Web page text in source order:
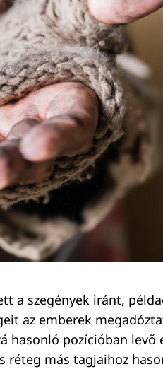
a szegények iránt,
az emberek
hasonló pozícióban levő
réteg más tagjaihoz